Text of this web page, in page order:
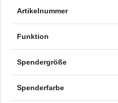
Artikelnummer
Funktion
Spendergröße
Spenderfarbe